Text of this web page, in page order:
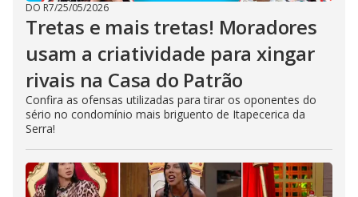
DO R7/25/05/2026
Tretas e mais tretas! Moradores
usam a criatividade para xingar
rivais na Casa do Patrão
Confira as ofensas utilizadas para tirar os oponentes do
sério no condomínio mais briguento de Itapecerica da
Serra!